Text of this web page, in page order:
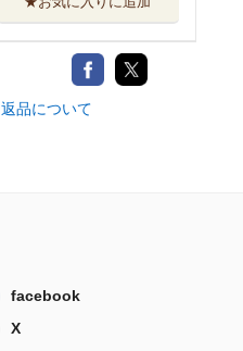
返品について
facebook
X